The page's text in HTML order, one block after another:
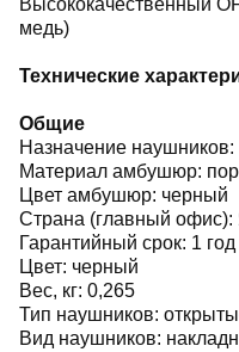
Высококачественный
медь)
Технические
Общие
Назначение наушников:
Материал амбушюр:
Цвет амбушюр: черный
Страна (главный офис):
Гарантийный срок: 1 год
Цвет: черный
Вес, кг: 0,265
Тип наушников:
Вид наушников: